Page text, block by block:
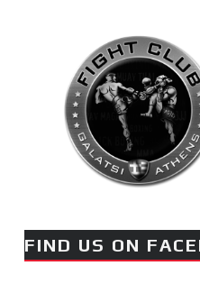
FIND US ON